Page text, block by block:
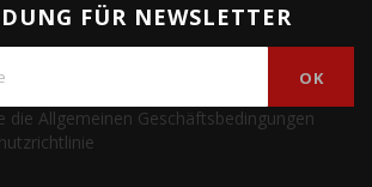
FÜR NEWSLETTER
die Allgemeinen Geschäftsbedingungen